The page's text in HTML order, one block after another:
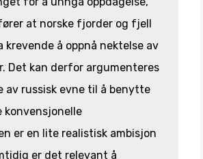
at norske fjorder og fjell
krevende å oppnå nektelse av
Det kan derfor argumenteres
av russisk evne til å benytte
konvensjonelle
er en lite realistisk ambisjon
er det relevant å